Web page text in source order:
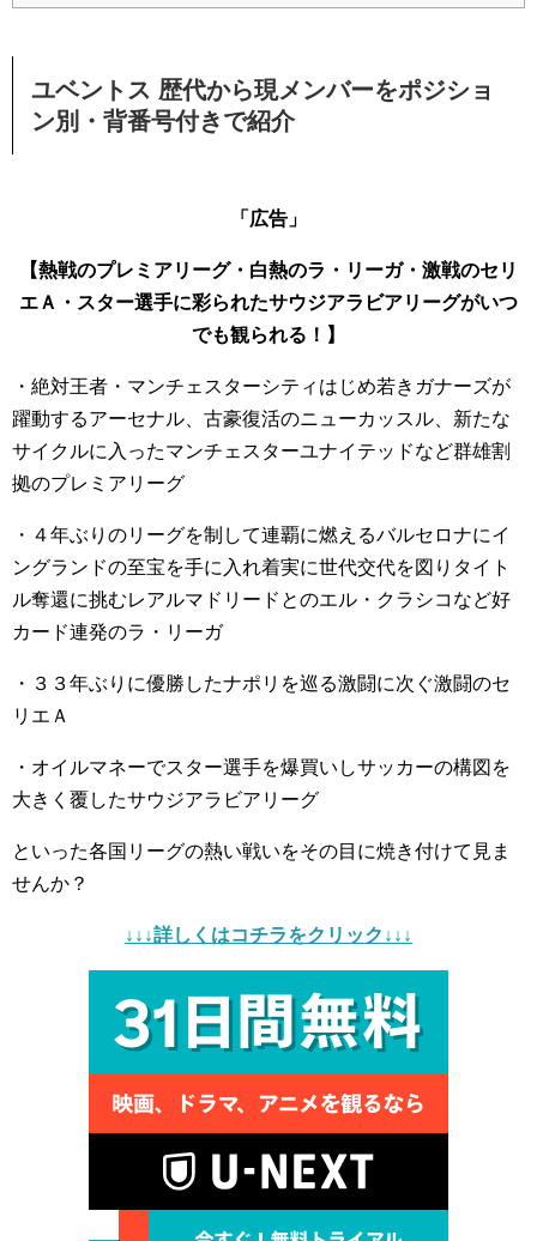
ユベントス 歴代から現メンバーをポジショ
ン別・背番号付きで紹介
「広告」
【熱戦のプレミアリーグ・白熱のラ・リーガ・激戦のセリ
エＡ・スター選手に彩られたサウジアラビアリーグがいつ
でも観られる！】
・絶対王者・マンチェスターシティはじめ若きガナーズが
躍動するアーセナル、古豪復活のニューカッスル、新たな
サイクルに入ったマンチェスターユナイテッドなど群雄割
拠のプレミアリーグ
・４年ぶりのリーグを制して連覇に燃えるバルセロナにイ
ングランドの至宝を手に入れ着実に世代交代を図りタイト
ル奪還に挑むレアルマドリードとのエル・クラシコなど好
カード連発のラ・リーガ
・３３年ぶりに優勝したナポリを巡る激闘に次ぐ激闘のセ
リエＡ
・オイルマネーでスター選手を爆買いしサッカーの構図を
大きく覆したサウジアラビアリーグ
といった各国リーグの熱い戦いをその目に焼き付けて見ま
せんか？
↓↓↓詳しくはコチラをクリック↓↓↓